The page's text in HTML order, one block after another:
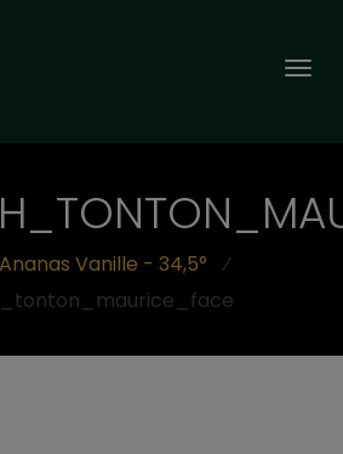
Ananas Vanille - 34,5°
⁄